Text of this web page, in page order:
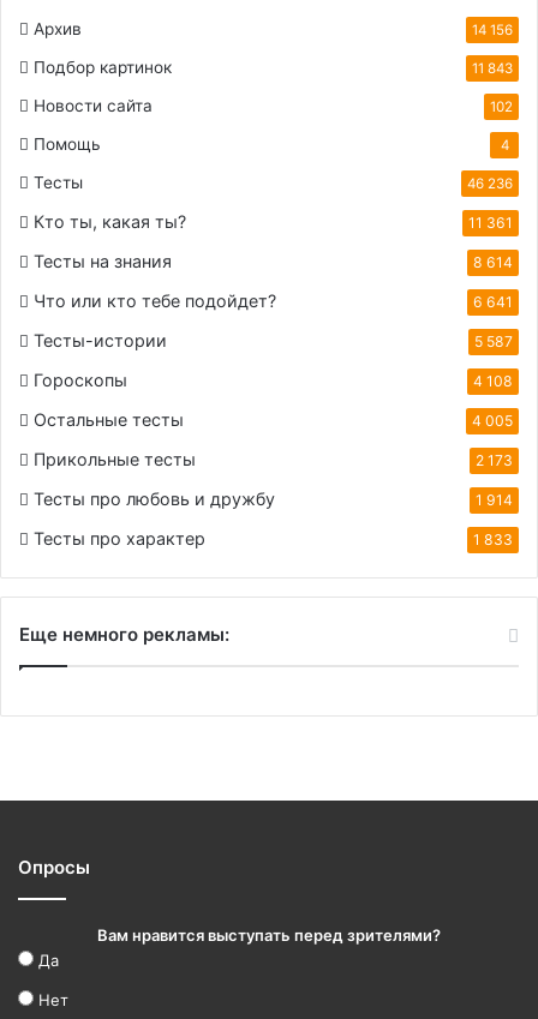
Архив 14 156
Подбор картинок 11 843
Новости сайта 102
Помощь 4
Тесты 46 236
Кто ты, какая ты? 11 361
Тесты на знания 8 614
Что или кто тебе подойдет? 6 641
Тесты-истории 5 587
Гороскопы 4 108
Остальные тесты 4 005
Прикольные тесты 2 173
Тесты про любовь и дружбу 1 914
Тесты про характер 1 833
Еще немного рекламы:
Опросы
Вам нравится выступать перед зрителями?
Да
Нет